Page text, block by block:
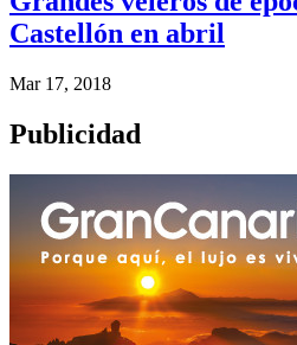
Castellón en abril
Mar 17, 2018
Publicidad